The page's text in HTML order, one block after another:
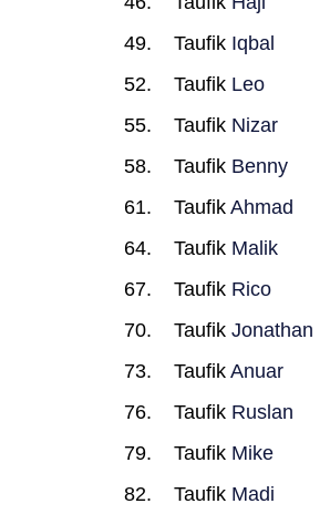
Taufik Iqbal
Taufik Leo
Taufik Nizar
Taufik Benny
Taufik Ahmad
Taufik Malik
Taufik Rico
Taufik Jonathan
Taufik Anuar
Taufik Ruslan
Taufik Mike
Taufik Madi